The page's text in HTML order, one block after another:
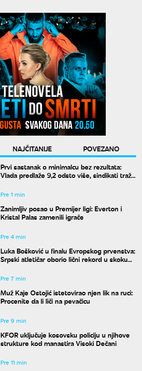
NAJČITANIJE
POVEZANO
Prvi sastanak o minimalcu bez rezultata:
Vlada predlaže 9,2 odsto više, sindikati traže
Pre 1 min
Zanimljiv posao u Premijer ligi: Everton i
Kristal Palas zamenili igrače
Pre 4 min
Luka Bošković u finalu Evropskog prvenstva:
Srpski atletičar oborio lični rekord u skoku
Pre 7 min
Muž Kaje Ostojić istetovirao njen lik na ruci:
Procenite da li liči na pevačicu
Pre 9 min
KFOR uključuje kosovsku policiju u njihove
strukture kod manastira Visoki Dečani
Pre 11 min